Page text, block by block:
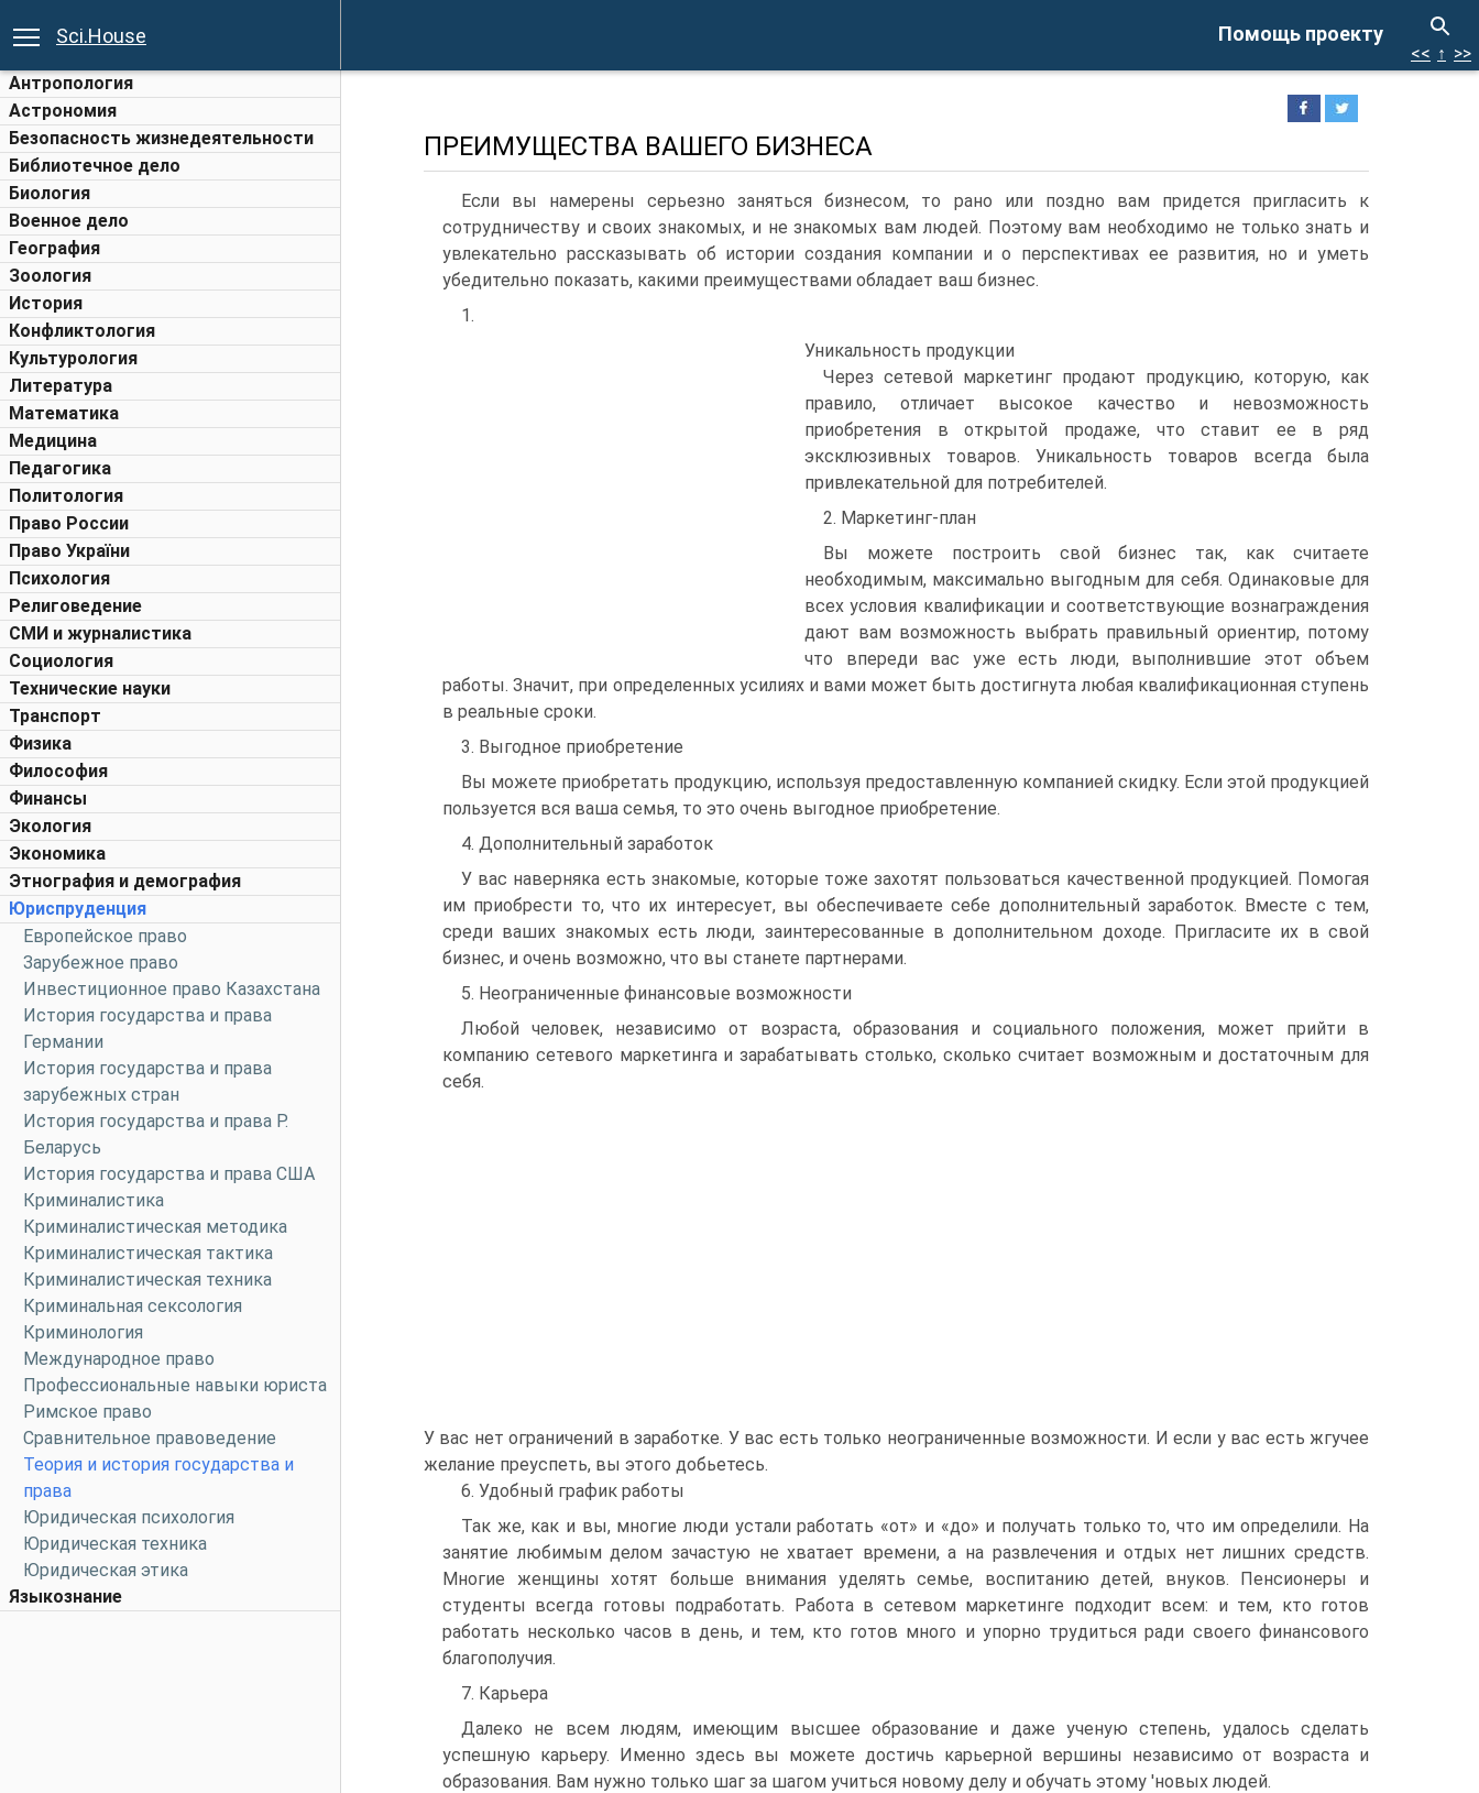
Помощь проекту
Sci.House
Антропология
Астрономия
Безопасность жизнедеятельности
Библиотечное дело
Биология
Военное дело
География
Зоология
История
Конфликтология
Культурология
Литература
Математика
Медицина
Педагогика
Политология
Право России
Право України
Психология
Религоведение
СМИ и журналистика
Социология
Технические науки
Транспорт
Физика
Философия
Финансы
Экология
Экономика
Этнография и демография
Юриспруденция
Европейское право
Зарубежное право
Инвестиционное право Казахстана
История государства и права
Германии
История государства и права
зарубежных стран
История государства и права Р.
Беларусь
История государства и права США
Криминалистика
Криминалистическая методика
Криминалистическая тактика
Криминалистическая техника
Криминальная сексология
Криминология
Международное право
Профессиональные навыки юриста
Римское право
Сравнительное правоведение
Теория и история государства и
права
Юридическая психология
Юридическая техника
Юридическая этика
Языкознание
<< ↑ >>
ПРЕИМУЩЕСТВА ВАШЕГО БИЗНЕСА
Если вы намерены серьезно заняться бизнесом, то рано или поздно вам придется пригласить к
сотрудничеству и своих знакомых, и не знакомых вам людей. Поэтому вам необходимо не только знать и
увлекательно рассказывать об истории создания компании и о перспективах ее развития, но и уметь
убедительно показать, какими преимуществами обладает ваш бизнес.
1.
Уникальность продукции
Через сетевой маркетинг продают продукцию, которую, как
правило, отличает высокое качество и невозможность
приобретения в открытой продаже, что ставит ее в ряд
эксклюзивных товаров. Уникальность товаров всегда была
привлекательной для потребителей.
2. Маркетинг-план
Вы можете построить свой бизнес так, как считаете
необходимым, максимально выгодным для себя. Одинаковые для
всех условия квалификации и соответствующие вознаграждения
дают вам возможность выбрать правильный ориентир, потому
что впереди вас уже есть люди, выполнившие этот объем
работы. Значит, при определенных усилиях и вами может быть достигнута любая квалификационная ступень
в реальные сроки.
3. Выгодное приобретение
Вы можете приобретать продукцию, используя предоставленную компанией скидку. Если этой продукцией
пользуется вся ваша семья, то это очень выгодное приобретение.
4. Дополнительный заработок
У вас наверняка есть знакомые, которые тоже захотят пользоваться качественной продукцией. Помогая
им приобрести то, что их интересует, вы обеспечиваете себе дополнительный заработок. Вместе с тем,
среди ваших знакомых есть люди, заинтересованные в дополнительном доходе. Пригласите их в свой
бизнес, и очень возможно, что вы станете партнерами.
5. Неограниченные финансовые возможности
Любой человек, независимо от возраста, образования и социального положения, может прийти в
компанию сетевого маркетинга и зарабатывать столько, сколько считает возможным и достаточным для
себя.
У вас нет ограничений в заработке. У вас есть только неограниченные возможности. И если у вас есть жгучее
желание преуспеть, вы этого добьетесь.
6. Удобный график работы
Так же, как и вы, многие люди устали работать «от» и «до» и получать только то, что им определили. На
занятие любимым делом зачастую не хватает времени, а на развлечения и отдых нет лишних средств.
Многие женщины хотят больше внимания уделять семье, воспитанию детей, внуков. Пенсионеры и
студенты всегда готовы подработать. Работа в сетевом маркетинге подходит всем: и тем, кто готов
работать несколько часов в день, и тем, кто готов много и упорно трудиться ради своего финансового
благополучия.
7. Карьера
Далеко не всем людям, имеющим высшее образование и даже ученую степень, удалось сделать
успешную карьеру. Именно здесь вы можете достичь карьерной вершины независимо от возраста и
образования. Вам нужно только шаг за шагом учиться новому делу и обучать этому 'новых людей.